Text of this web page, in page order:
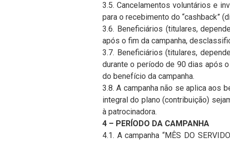
3.5. Cancelamentos voluntários e
para o recebimento do “cashback”
3.6. Beneficiários (titulares,
após o fim da campanha,
3.7. Beneficiários (titulares,
durante o período de 90 dias após
do benefício da campanha.
3.8. A campanha não se aplica aos
integral do plano (contribuição)
à patrocinadora.
4 – PERÍODO DA CAMPANHA
4.1. A campanha “MÊS DO